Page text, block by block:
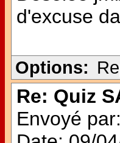
d'excuse
Options:
Re: Quiz
Envoyé par: